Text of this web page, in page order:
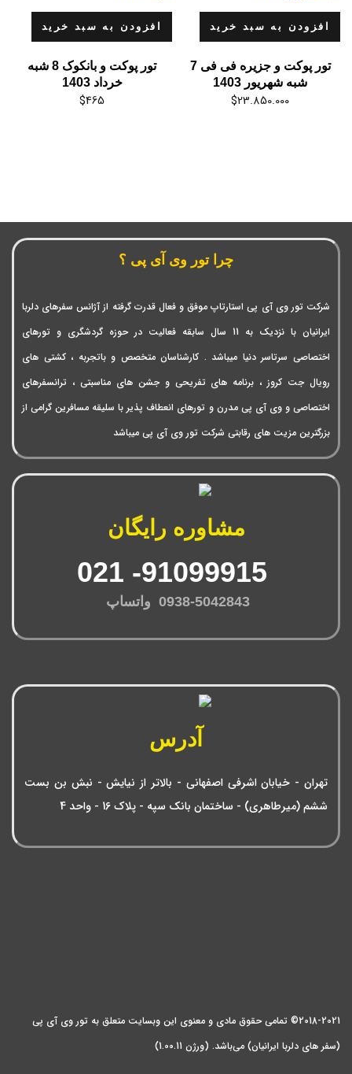
افزودن به سبد خرید
تور پوکت و جزیره فی فی 7
شبه شهریور 1403
$23.850.000
افزودن به سبد خرید
تور پوکت و بانکوک 8 شبه
خرداد 1403
$465
چرا تور وی آی پی ؟
شرکت تور وی آی پی استارتاپ موفق و فعال قدرت گرفته از آژانس سفرهای دلربا
ایرانیان با نزدیک به 11 سال سابقه فعالیت در حوزه گردشگری و تورهای
اختصاصی سرتاسر دنیا میباشد . کارشناسان متخصص و باتجربه ، کشتی های
رویال جت کروز ، برنامه های تفریحی و جشن های مناسبتی ، ترانسفرهای
اختصاصی و وی آی پی مدرن و تورهای انعطاف پذیر با سلیقه مسافرین گرامی از
بزرگترین مزیت های رقابتی شرکت تور وی آی پی میباشد
مشاوره رایگان
0938-5042843 واتساپ
آدرس
تهران - خیابان اشرفی اصفهانی - بالاتر از نیایش - نبش بن بست
ششم (میرطاهری) - ساختمان بانک سپه - پلاک 16 - واحد 4
2018-2021© تمامی حقوق مادی و معنوی این وبسایت متعلق به تور وی آی پی
(سفر های دلربا ایرانیان) می‌باشد. (ورژن 1.00.11)